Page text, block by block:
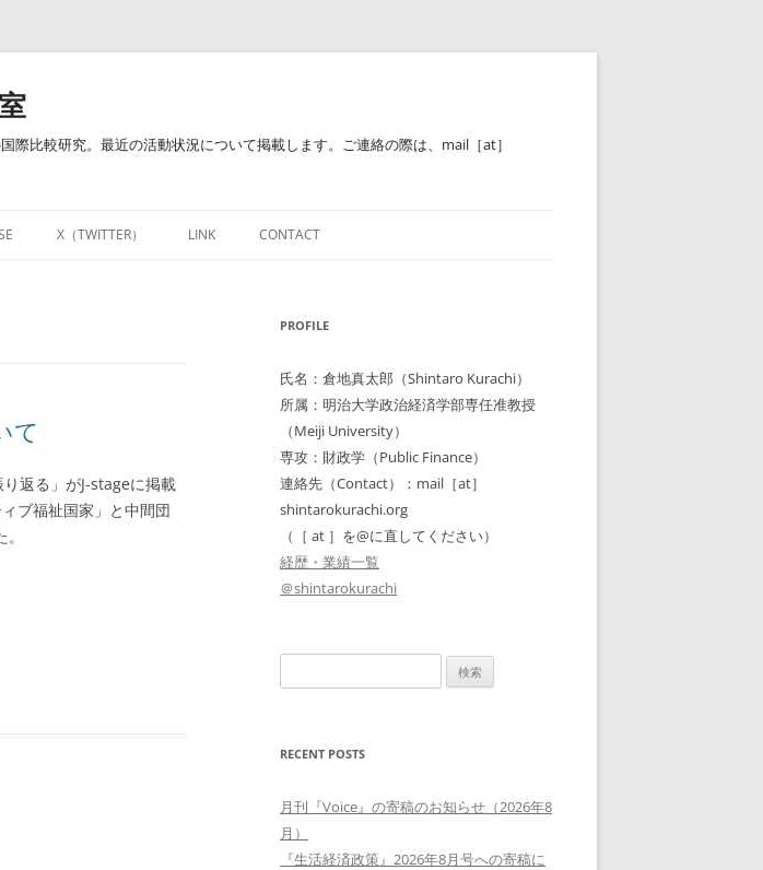
比較研究。最近の活動状況について掲載します。ご連絡の際は、mail［at］
X（TWITTER） LINK CONTACT
て
返る」がJ-stageに掲載
ブ福祉国家」と中間団
PROFILE
氏名：倉地真太郎（Shintaro Kurachi）
所属：明治大学政治経済学部専任准教授
（Meiji University）
専攻：財政学（Public Finance）
連絡先（Contact）：mail［at］
shintarokurachi.org
（［ at ］を@に直してください）
経歴・業績一覧
＠shintarokurachi
索:
RECENT POSTS
月刊『Voice』の寄稿のお知らせ（2026年8
月）
『生活経済政策』2026年8月号への寄稿に